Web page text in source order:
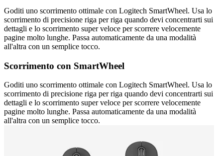
Goditi uno scorrimento ottimale con Logitech SmartWheel. Usa lo
scorrimento di precisione riga per riga quando devi concentrarti sui
dettagli e lo scorrimento super veloce per scorrere velocemente
pagine molto lunghe. Passa automaticamente da una modalità
all'altra con un semplice tocco.
Scorrimento con SmartWheel
Goditi uno scorrimento ottimale con Logitech SmartWheel. Usa lo
scorrimento di precisione riga per riga quando devi concentrarti sui
dettagli e lo scorrimento super veloce per scorrere velocemente
pagine molto lunghe. Passa automaticamente da una modalità
all'altra con un semplice tocco.